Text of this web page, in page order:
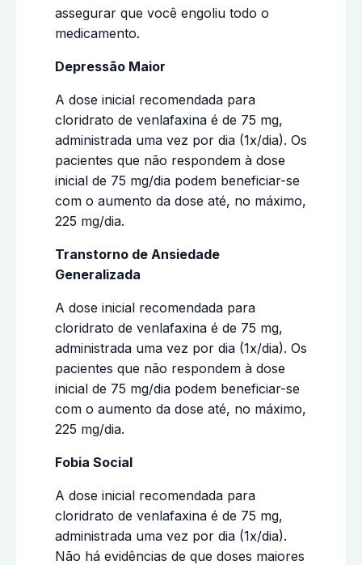
assegurar que você engoliu todo o
medicamento.
Depressão Maior
A dose inicial recomendada para
cloridrato de venlafaxina é de 75 mg,
administrada uma vez por dia (1x/dia). Os
pacientes que não respondem à dose
inicial de 75 mg/dia podem beneficiar-se
com o aumento da dose até, no máximo,
225 mg/dia.
Transtorno de Ansiedade
Generalizada
A dose inicial recomendada para
cloridrato de venlafaxina é de 75 mg,
administrada uma vez por dia (1x/dia). Os
pacientes que não respondem à dose
inicial de 75 mg/dia podem beneficiar-se
com o aumento da dose até, no máximo,
225 mg/dia.
Fobia Social
A dose inicial recomendada para
cloridrato de venlafaxina é de 75 mg,
administrada uma vez por dia (1x/dia).
Não há evidências de que doses maiores